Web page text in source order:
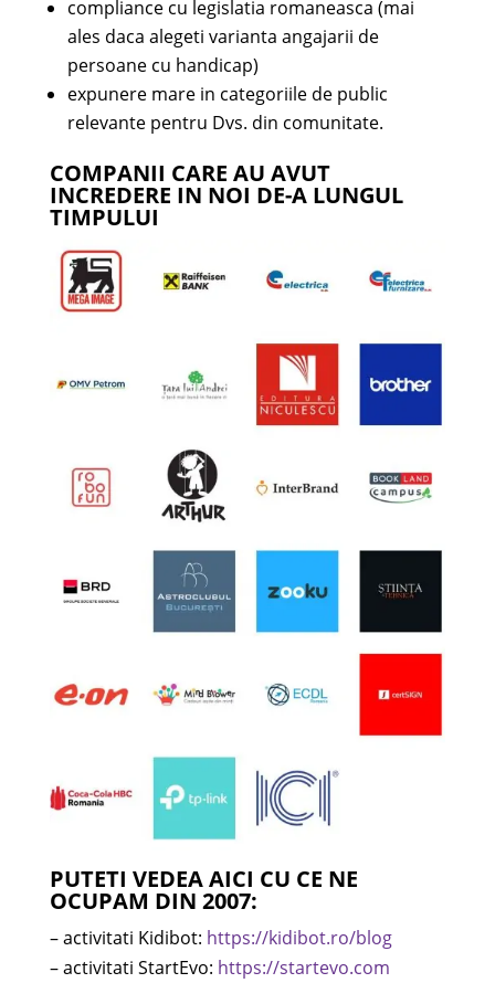
compliance cu legislatia romaneasca (mai
ales daca alegeti varianta angajarii de
persoane cu handicap)
expunere mare in categoriile de public
relevante pentru Dvs. din comunitate.
COMPANII CARE AU AVUT
INCREDERE IN NOI DE-A LUNGUL
TIMPULUI
PUTETI VEDEA AICI CU CE NE
OCUPAM DIN 2007:
– activitati Kidibot: https://kidibot.ro/blog
– activitati StartEvo: https://startevo.com